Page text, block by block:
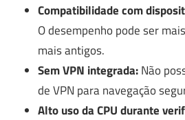
Compatibilidade com
O desempenho pode ser
mais antigos.
Sem VPN integrada:Não
de VPN para navegação
Alto uso da CPU durante